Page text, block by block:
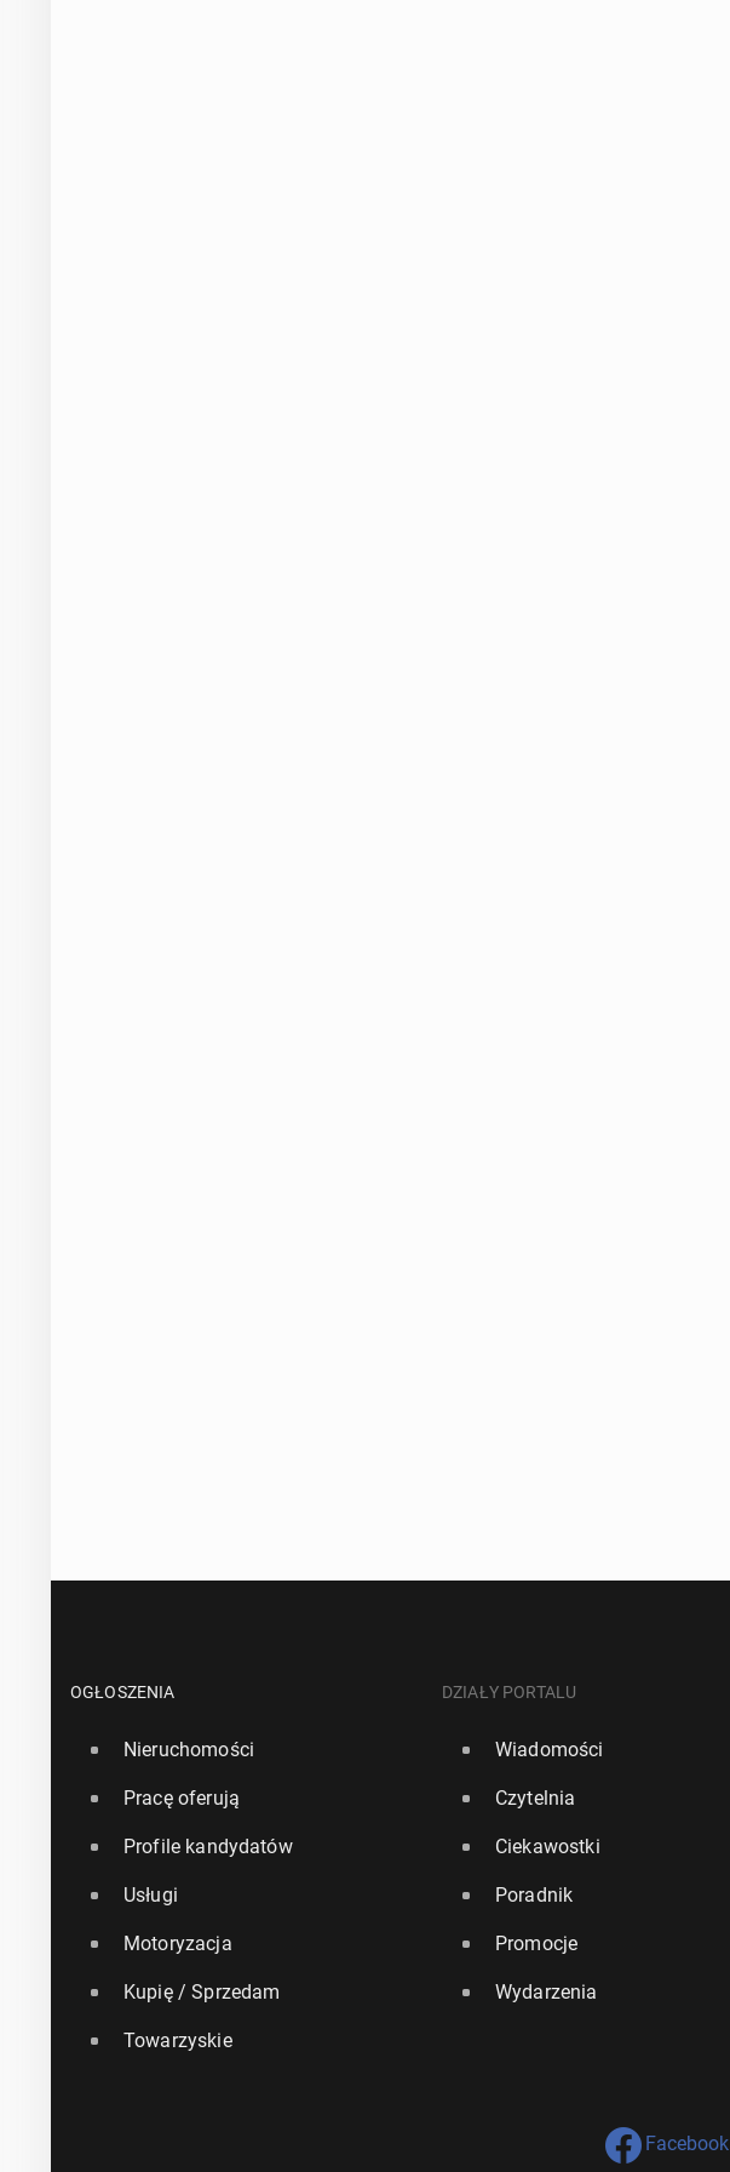
OGŁOSZENIA
Nieruchomości
Pracę oferują
Profile kandydatów
Usługi
Motoryzacja
Kupię / Sprzedam
Towarzyskie
DZIAŁY PORTALU
Wiadomości
Czytelnia
Ciekawostki
Poradnik
Promocje
Wydarzenia
Facebook